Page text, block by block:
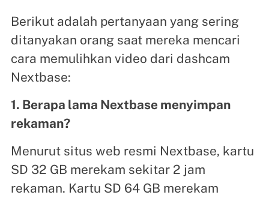
Berikut adalah pertanyaan yang sering
ditanyakan orang saat mereka mencari
cara memulihkan video dari dashcam
Nextbase:
1. Berapa lama Nextbase menyimpan
rekaman?
Menurut situs web resmi Nextbase, kartu
SD 32 GB merekam sekitar 2 jam
rekaman. Kartu SD 64 GB merekam